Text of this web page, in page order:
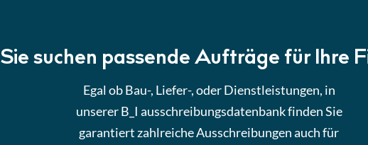
Sie suchen passende Aufträge für Ihre
Egal ob Bau-, Liefer-, oder Dienstleistungen, in
unserer B_I ausschreibungsdatenbank finden Sie
garantiert zahlreiche Ausschreibungen auch für